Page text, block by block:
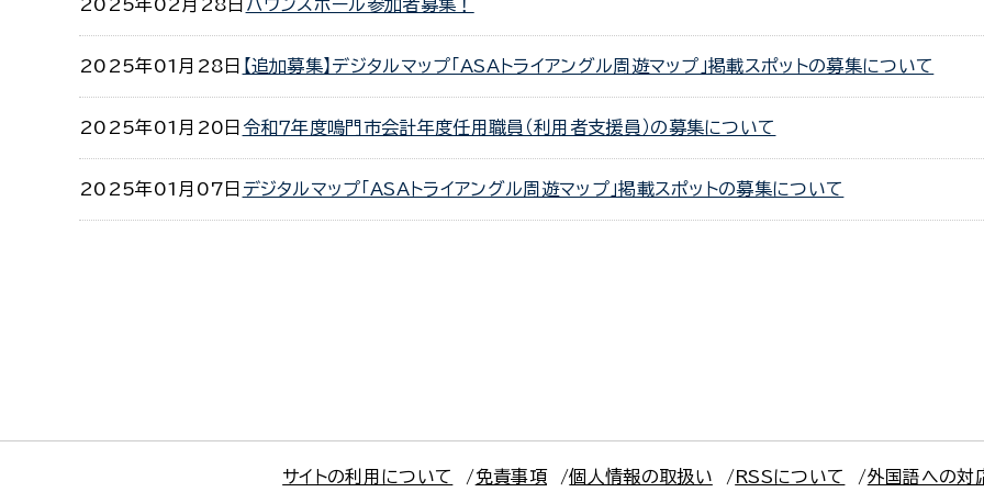
2025年02月28日 バウンスボール参加者募集！
2025年01月28日 【追加募集】デジタルマップ「ASAトライアングル周遊マップ」掲載スポットの募集について
2025年01月20日 令和７年度鳴門市会計年度任用職員（利用者支援員）の募集について
2025年01月07日 デジタルマップ「ASAトライアングル周遊マップ」掲載スポットの募集について
サイトの利用について 免責事項 個人情報の取扱い RSSについて 外国語への対